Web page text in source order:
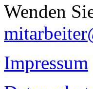
Wenden
Impressum